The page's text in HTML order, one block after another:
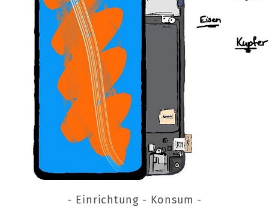
- Einrichtung - Konsum -